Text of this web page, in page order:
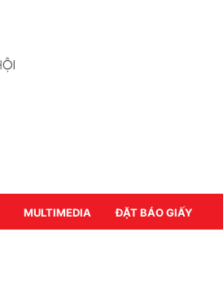
MULTIMEDIA ĐẶT BÁO GIẤY